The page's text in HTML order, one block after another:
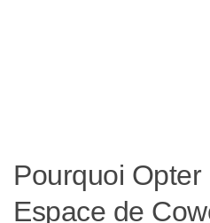
Pourquoi Opter
Espace de